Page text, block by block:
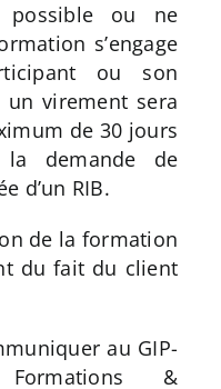
possible ou ne
s’engage
ou son
virement sera
de 30 jours
demande de
d’un RIB.
de la formation
du fait du client
au GIP-
&